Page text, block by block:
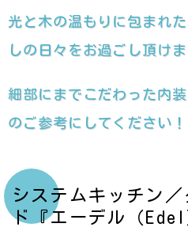
光と木の温もりに包まれ
しの日々をお過ごし頂け
細部にまでこだわった内
のご参考にしてください！
システムキッチン
ド『エーデル（Edel